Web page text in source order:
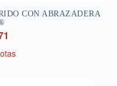
CON ABRAZADERA